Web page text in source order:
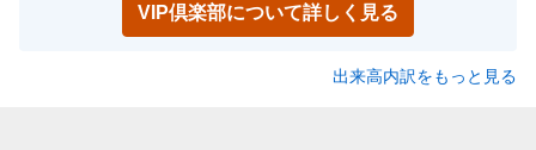
VIP倶楽部について詳しく見る
出来高内訳をもっと見る